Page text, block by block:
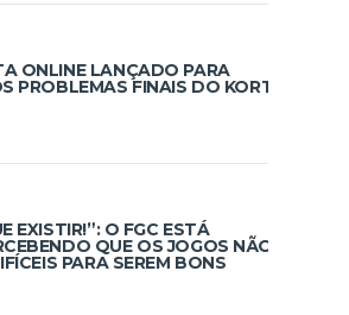
ONLINE LANÇADO PARA
PROBLEMAS FINAIS DO KORTZ
EXISTIR!”: O FGC ESTÁ
QUE OS JOGOS NÃO
PARA SEREM BONS